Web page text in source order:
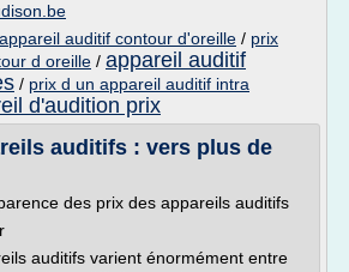
auditif contour d'oreille / prix
d oreille / appareil auditif
/ prix d un appareil auditif intra
d'audition prix
auditifs : vers plus de
des prix des appareils auditifs
auditifs varient énormément entre